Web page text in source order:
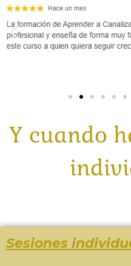
Y cuando
Sesiones